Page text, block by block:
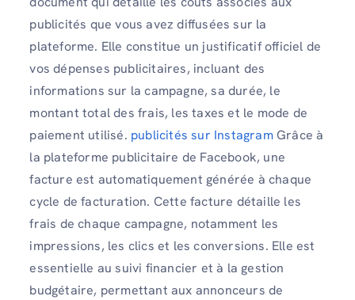
publicités que vous avez diffusées sur la
plateforme. Elle constitue un justificatif officiel de
vos dépenses publicitaires, incluant des
informations sur la campagne, sa durée, le
montant total des frais, les taxes et le mode de
paiement utilisé. publicités sur InstagramGrâce à
la plateforme publicitaire de Facebook, une
facture est automatiquement générée à chaque
cycle de facturation. Cette facture détaille les
frais de chaque campagne, notamment les
impressions, les clics et les conversions. Elle est
essentielle au suivi financier et à la gestion
budgétaire, permettant aux annonceurs de